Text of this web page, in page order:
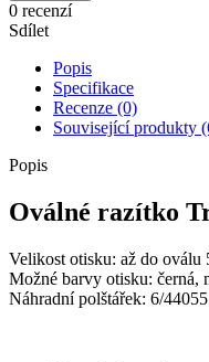
0 recenzí
Sdílet
Popis
Specifikace
Recenze (0)
Související produkty
Popis
Oválné razítko
Velikost otisku: až do oválu
Možné barvy otisku: černá,
Náhradní polštářek: 6/